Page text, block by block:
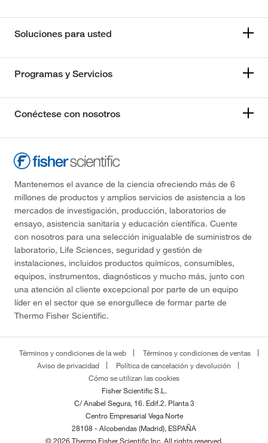
Soluciones para usted
Programas y Servicios
Conéctese con nosotros
Mantenemos el avance de la ciencia ofreciendo más de 6
millones de productos y amplios servicios de asistencia a los
mercados de investigación, producción, laboratorios de
ensayo, asistencia sanitaria y educación científica. Cuente
con nosotros para una selección inigualable de suministros de
laboratorio, Life Sciences, seguridad y gestión de
instalaciones, incluidos productos químicos, consumibles,
equipos, instrumentos, diagnósticos y mucho más, junto con
una atención al cliente excepcional por parte de un equipo
líder en el sector que se enorgullece de formar parte de
Thermo Fisher Scientific.
Términos y condiciones de la web
Términos y condiciones de ventas
Aviso de privacidad
Política de cancelación y devolución
Cómo se utilizan las cookies
Fisher Scientific S.L.
C/ Anabel Segura, 16. Edif.2. Planta 3
Centro Empresarial Vega Norte
28108 - Alcobendas (Madrid), ESPAÑA
© 2026 Thermo Fisher Scientific Inc. All rights reserved.